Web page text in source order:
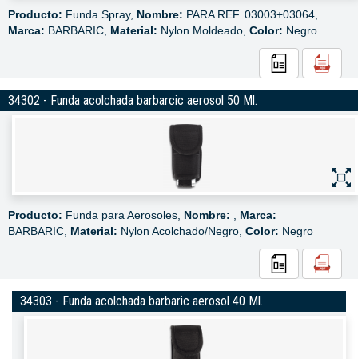
Producto: Funda Spray, Nombre: PARA REF. 03003+03064,
Marca: BARBARIC, Material: Nylon Moldeado, Color: Negro
34302 - Funda acolchada barbarcic aerosol 50 Ml.
Producto: Funda para Aerosoles, Nombre:
Marca:
BARBARIC, Material: Nylon Acolchado/Negro, Color: Negro
34303 - Funda acolchada barbaric aerosol 40 Ml.